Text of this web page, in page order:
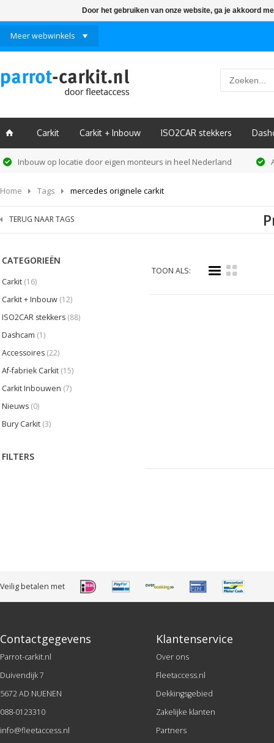
Meer webwinkels
ï Carkit Carkit + Inbouw ISO2CAR stekkers
Inbouw op locatie door eigen monteurs in heel Nederland
Home Tags mercedes originele carkit
TERUG NAAR TAGS
CATEGORIEËN
Carkit (16)
Carkit + Inbouw (12)
ISO2CAR stekkers (88)
Dashcam (1)
Accessoires (22)
Af-fabriek Carkit (15)
Carkit Inbouwen (7)
Nieuws (0)
Bury Carkit (3)
FILTERS
TOON ALS: i k
Veilig betalen met
Contactgegevens
Parrot-carkit.nl
Duivendijk 7
5672 AD NUENEN
088-0123310
info@fleetaccess.nl
Klantenservice
Over ons
Fleetaccess.nl
Dekkingsgebied
Zakelijke klanten
Partners
Door het gebruiken van onze website, ga je akkoord